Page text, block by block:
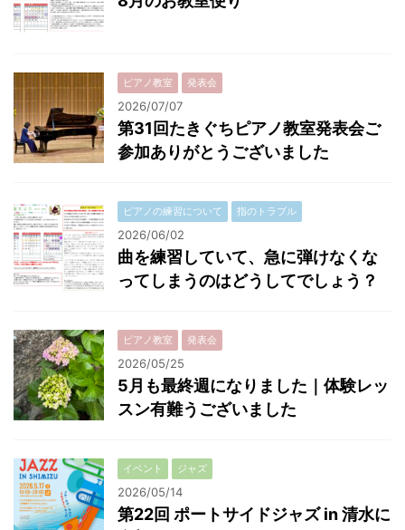
ピアノ教室 発表会
2026/07/07
第31回たきぐちピアノ教室発表会ご
参加ありがとうございました
ピアノの練習について 指のトラブル
2026/06/02
曲を練習していて、急に弾けなくな
ってしまうのはどうしてでしょう？
ピアノ教室 発表会
2026/05/25
5月も最終週になりました｜体験レッ
スン有難うございました
イベント ジャズ
2026/05/14
第22回 ポートサイドジャズ in 清水に